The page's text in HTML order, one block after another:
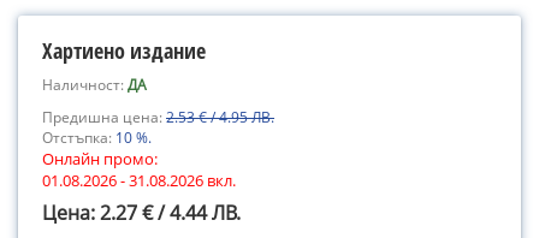
Хартиено издание
Наличност:ДА
Предишна цена:2.53 € / 4.95 ЛВ.
Отстъпка: 10 %.
Онлайн промо:
01.08.2026 - 31.08.2026 вкл.
Цена: 2.27 € / 4.44 ЛВ.